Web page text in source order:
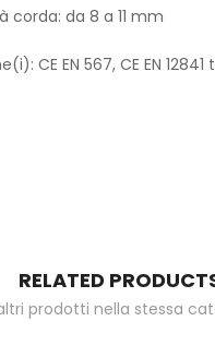
corda: da 8 a 11 mm
CE EN 567, CE EN 12841
RELATED
prodotti nella stessa